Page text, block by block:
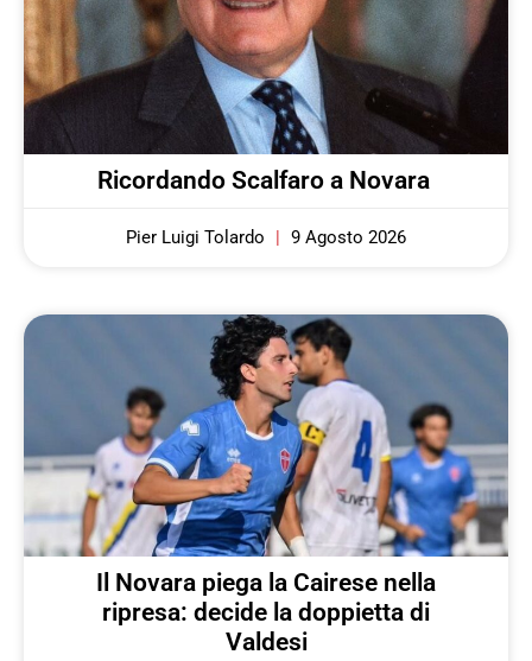
Ricordando Scalfaro a Novara
Pier Luigi Tolardo 9 Agosto 2026
Il Novara piega la Cairese nella
ripresa: decide la doppietta di
Valdesi